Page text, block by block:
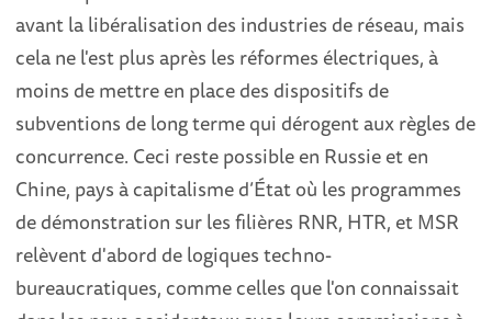
avant la libéralisation des industries de réseau, mais
cela ne l'est plus après les réformes électriques, à
moins de mettre en place des dispositifs de
subventions de long terme qui dérogent aux règles de
concurrence. Ceci reste possible en Russie et en
Chine, pays à capitalisme d’État où les programmes
de démonstration sur les filières RNR, HTR, et MSR
relèvent d'abord de logiques techno-
bureaucratiques, comme celles que l'on connaissait